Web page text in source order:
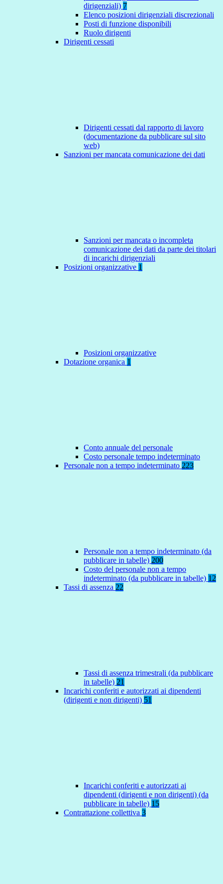
dirigenziali) 7
Elenco posizioni dirigenziali discrezionali
Posti di funzione disponibili
Ruolo dirigenti
Dirigenti cessati
Dirigenti cessati dal rapporto di lavoro
(documentazione da pubblicare sul sito
web)
Sanzioni per mancata comunicazione dei dati
Sanzioni per mancata o incompleta
comunicazione dei dati da parte dei titolari
di incarichi dirigenziali
Posizioni organizzative 1
Posizioni organizzative
Dotazione organica 1
Conto annuale del personale
Costo personale tempo indeterminato
Personale non a tempo indeterminato 223
Personale non a tempo indeterminato (da
pubblicare in tabelle) 200
Costo del personale non a tempo
indeterminato (da pubblicare in tabelle) 12
Tassi di assenza 22
Tassi di assenza trimestrali (da pubblicare
in tabelle) 21
Incarichi conferiti e autorizzati ai dipendenti
(dirigenti e non dirigenti) 51
Incarichi conferiti e autorizzati ai
dipendenti (dirigenti e non dirigenti) (da
pubblicare in tabelle) 15
Contrattazione collettiva 3